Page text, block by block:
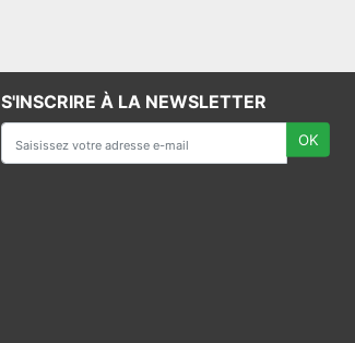
S'INSCRIRE À LA NEWSLETTER